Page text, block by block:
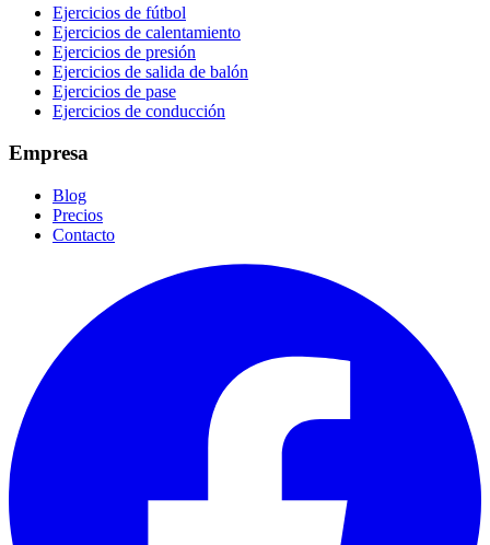
Ejercicios de fútbol
Ejercicios de calentamiento
Ejercicios de presión
Ejercicios de salida de balón
Ejercicios de pase
Ejercicios de conducción
Empresa
Blog
Precios
Contacto